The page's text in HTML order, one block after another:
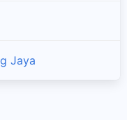
Jaya